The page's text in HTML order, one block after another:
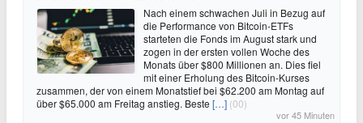
Nach einem schwachen Juli in Bezug auf
die Performance von Bitcoin-ETFs
starteten die Fonds im August stark und
zogen in der ersten vollen Woche des
Monats über $800 Millionen an. Dies fiel
mit einer Erholung des Bitcoin-Kurses
zusammen, der von einem Monatstief bei $62.200 am Montag auf
über $65.000 am Freitag anstieg. Beste […] (00)
vor 45 Minuten